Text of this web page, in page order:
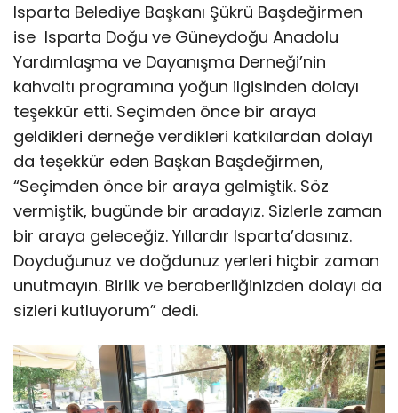
Isparta Belediye Başkanı Şükrü Başdeğirmen
ise Isparta Doğu ve Güneydoğu Anadolu
Yardımlaşma ve Dayanışma Derneği’nin
kahvaltı programına yoğun ilgisinden dolayı
teşekkür etti. Seçimden önce bir araya
geldikleri derneğe verdikleri katkılardan dolayı
da teşekkür eden Başkan Başdeğirmen,
“Seçimden önce bir araya gelmiştik. Söz
vermiştik, bugünde bir aradayız. Sizlerle zaman
bir araya geleceğiz. Yıllardır Isparta’dasınız.
Doyduğunuz ve doğdunuz yerleri hiçbir zaman
unutmayın. Birlik ve beraberliğinizden dolayı da
sizleri kutluyorum” dedi.